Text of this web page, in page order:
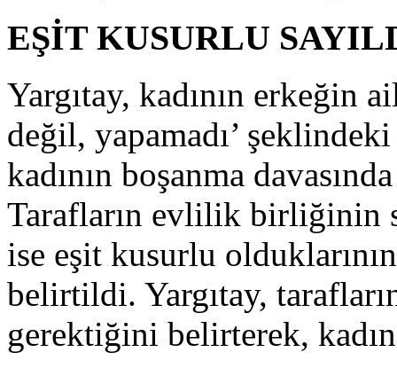
EŞİT KUSURLU
Yargıtay, kadının erkeğin
değil, yapamadı’
kadının boşanma
Tarafların evlilik birliğinin
ise eşit kusurlu
belirtildi. Yargıtay,
gerektiğini belirterek,